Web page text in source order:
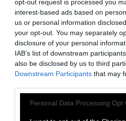
opt-out request is processed you
interest-based ads based on
us or personal information
your opt-out. You may separately
disclosure of your personal
IAB’s list of downstream
also be disclosed by us to third
Downstream Participants that may
Personal Data Processing Opt
που μετά την πτώση της
ξαφνικά έπρεπε να
ελευθερία της.Ήταν
βραβείαΓκόγια.Η Κάρλα
υπογράψει και τα πολύ
Ροδακινιές του Αλκαράς»
Καλοκαίρι».